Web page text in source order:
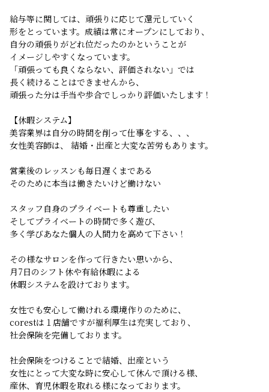
給与等に関しては、頑張りに応じて還元していく
形をとっています。成績は常にオープンにしており、
自分の頑張りがどれ位だったのかということが
イメージしやすくなっています。
「頑張っても良くならない、評価されない」では
長く続けることはできませんから、
頑張った分は手当や歩合でしっかり評価いたします！
【休暇システム】
美容業界は自分の時間を削って仕事をする、、、
女性美容師は、 結婚・出産と大変な苦労もあります。
営業後のレッスンも毎日遅くまである
そのために本当は働きたいけど働けない
スタッフ自身のプライベートも尊重したい
そしてプライベートの時間で多く遊び、
多く学びあなた個人の人間力を高めて下さい！
その様なサロンを作って行きたい思いから、
月7日のシフト休や有給休暇による
休暇システムを設けております。
女性でも安心して働けれる環境作りのために、
corestは１店舗ですが福利厚生は充実しており、
社会保険を完備しております。
社会保険をつけることで結婚、出産という
女性にとって大変な時に安心して休んで頂ける様、
産休、育児休暇を取れる様になっております。